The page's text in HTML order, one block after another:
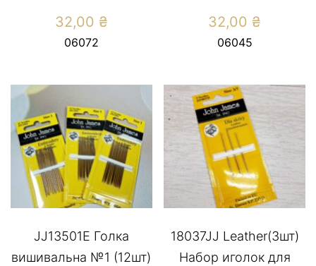
32,00 ₴
06072
32,00 ₴
06045
JJ13501Е Голка
вишивальна №1 (12шт)
18037JJ Leather(3шт)
Набор иголок для